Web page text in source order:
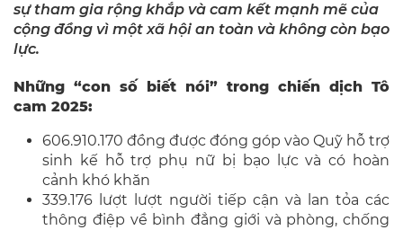
sự tham gia rộng khắp và cam kết mạnh mẽ của
cộng đồng vì một xã hội an toàn và không còn bạo
lực.
Những “con số biết nói” trong chiến dịch Tô
cam 2025:
606.910.170 đồng được đóng góp vào Quỹ hỗ trợ
sinh kế hỗ trợ phụ nữ bị bạo lực và có hoàn
cảnh khó khăn
339.176 lượt lượt người tiếp cận và lan tỏa các
thông điệp về bình đẳng giới và phòng, chống